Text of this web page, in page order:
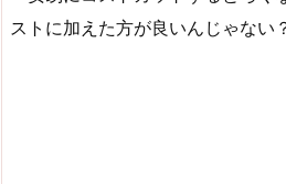
ストに加えた方が良いんじゃない